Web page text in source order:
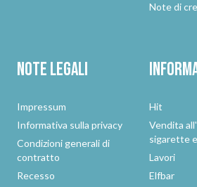
Note di
Note legali
Impressum
Informativa sulla privacy
Condizioni generali di
contratto
Recesso
Hit
Vendita
sigarette
Lavori
Elfbar